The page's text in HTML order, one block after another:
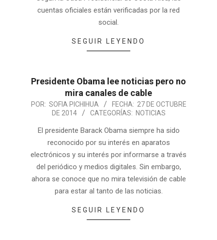
cuentas oficiales están verificadas por la red
social.
SEGUIR LEYENDO
Presidente Obama lee noticias pero no
mira canales de cable
POR: SOFIA PICHIHUA FECHA: 27 DE OCTUBRE
DE 2014
CATEGORÍAS: NOTICIAS
El presidente Barack Obama siempre ha sido
reconocido por su interés en aparatos
electrónicos y su interés por informarse a través
del periódico y medios digitales. Sin embargo,
ahora se conoce que no mira televisión de cable
para estar al tanto de las noticias.
SEGUIR LEYENDO